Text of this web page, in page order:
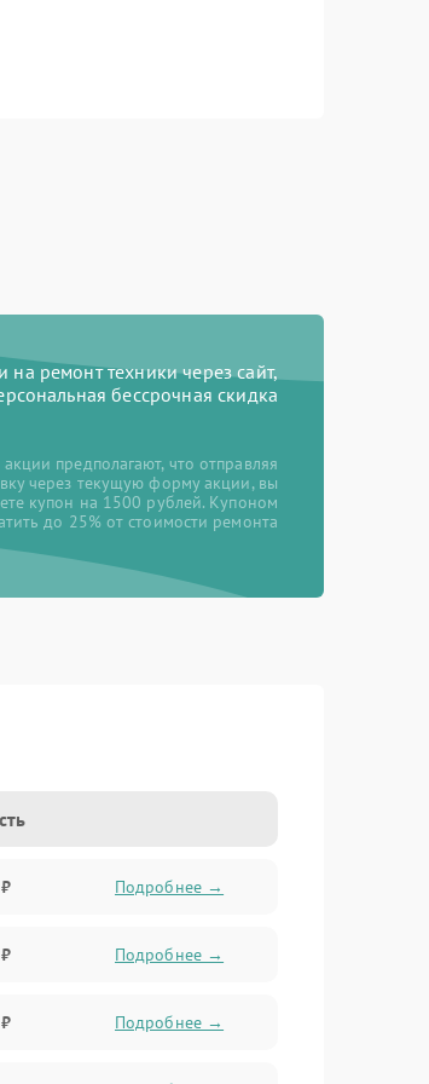
ремонт техники через сайт,
бессрочная скидка
предполагают, что отправляя
через текущую форму акции, вы
купон на 1500 рублей. Купоном
до 25% от стоимости ремонта
Подробнее →
Подробнее →
Подробнее →